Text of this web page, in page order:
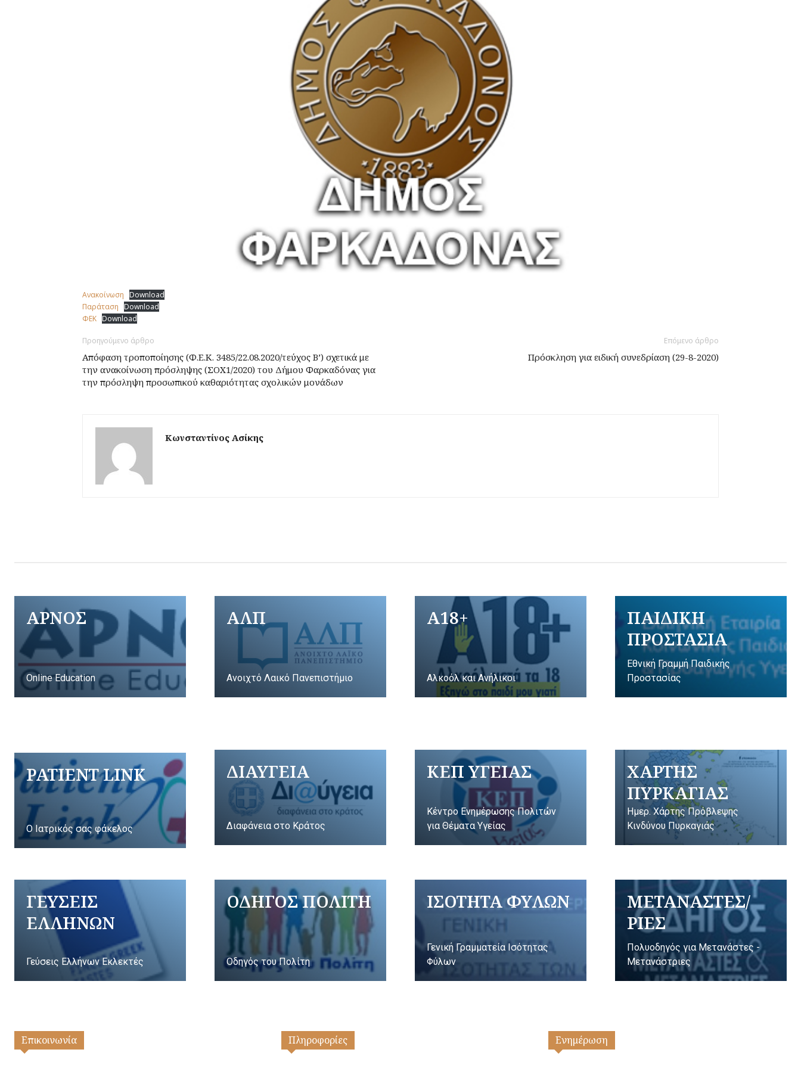
Ανακοίνωση Download
Παράταση Download
ΦΕΚ Download
Προηγούμενο άρθρο
Απόφαση τροποποίησης (Φ.Ε.Κ. 3485/22.08.2020/τεύχος Β’) σχετικά με
την ανακοίνωση πρόσληψης (ΣΟΧ1/2020) του Δήμου Φαρκαδόνας για
την πρόσληψη προσωπικού καθαριότητας σχολικών μονάδων
Επόμενο άρθρο
Πρόσκληση για ειδική συνεδρίαση (29-8-2020)
Κωνσταντίνος Ασίκης
ΑΡΝΟΣ
Online Education
ΑΛΠ
Ανοιχτό Λαικό Πανεπιστήμιο
A18+
Αλκοόλ και Ανήλικοι
ΠΑΙΔΙΚΗ
ΠΡΟΣΤΑΣΙΑ
Εθνική Γραμμή Παιδικής
Προστασίας
PATIENT LINK
Ο Ιατρικός σας φάκελος
ΔΙΑΥΓΕΙΑ
Διαφάνεια στο Κράτος
ΚΕΠ ΥΓΕΙΑΣ
Κέντρο Ενημέρωσης Πολιτών
για Θέματα Υγείας
ΧΑΡΤΗΣ
ΠΥΡΚΑΓΙΑΣ
Ημερ. Χάρτης Πρόβλεψης
Κινδύνου Πυρκαγιάς
ΓΕΥΣΕΙΣ
ΕΛΛΗΝΩΝ
Γεύσεις Ελλήνων Εκλεκτές
ΟΔΗΓΟΣ ΠΟΛΙΤΗ
Οδηγός του Πολίτη
ΙΣΟΤΗΤΑ ΦΥΛΩΝ
Γενική Γραμματεία Ισότητας
Φύλων
ΜΕΤΑΝΑΣΤΕΣ/
ΡΙΕΣ
Πολυοδηγός για Μετανάστες -
Μετανάστριες
Επικοινωνία Πληροφορίες Ενημέρωση